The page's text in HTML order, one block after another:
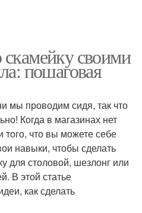
своими
пошаговая
мы проводим сидя, так что
Когда в магазинах нет
того, что вы можете себе
навыки, чтобы сделать
для столовой, шезлонг или
В этой статье
как сделать